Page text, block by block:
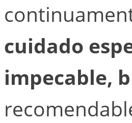
cuidado
impecable,